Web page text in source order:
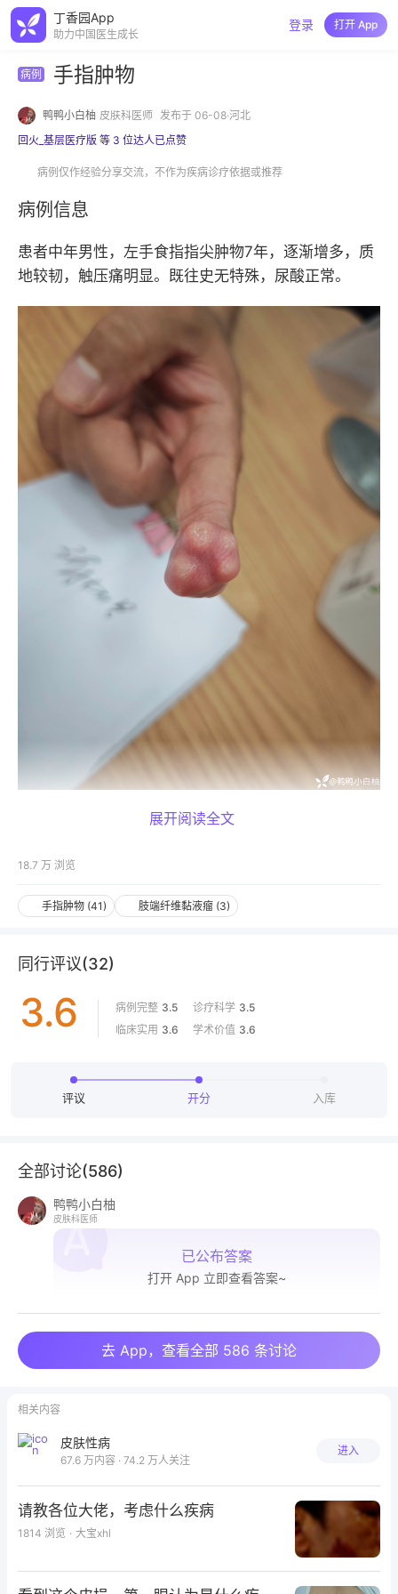
丁香园App
助力中国医生成长
登录 打开 App
病例 手指肿物
鸭鸭小白柚 皮肤科医师 发布于 06-08·河北
回火_基层医疗版 等 3 位达人已点赞
病例仅作经验分享交流，不作为疾病诊疗依据或推荐
病例信息
患者中年男性，左手食指指尖肿物7年，逐渐增多，质
地较韧，触压痛明显。既往史无特殊，尿酸正常。
展开阅读全文
18.7 万 浏览
手指肿物 (41) 肢端纤维黏液瘤 (3)
同行评议(32)
3.6 病例完整 3.5
临床实用 3.6
诊疗科学 3.5
学术价值 3.6
评议 开分 入库
全部讨论(586)
鸭鸭小白柚
皮肤科医师
已公布答案
打开 App 立即查看答案~
去 App，查看全部 586 条讨论
相关内容
皮肤性病
67.6 万内容 · 74.2 万人关注
进入
请教各位大佬，考虑什么疾病
1814 浏览 · 大宝xhl